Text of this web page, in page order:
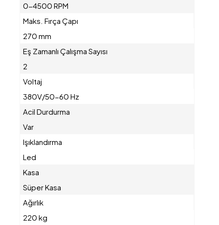
0-4500 RPM
Maks. Fırça Çapı
270 mm
Eş Zamanlı Çalışma Sayısı
2
Voltaj
380V/50-60 Hz
Acil Durdurma
Var
Işıklandırma
Led
Kasa
Süper Kasa
Ağırlık
220 kg